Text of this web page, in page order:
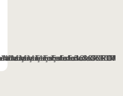
– D105 – C106 – C
– CCINZA CLARO - 59-B